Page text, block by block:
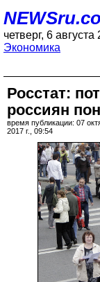
четверг, 6 августа
Экономика
Росстат:
россиян
время публикации: 07
2017 г., 09:54